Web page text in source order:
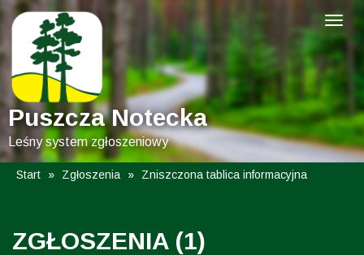
Puszcza Notecka
Leśny system zgłoszeniowy
Start » Zgłoszenia » Zniszczona tablica informacyjna
ZGŁOSZENIA (1)